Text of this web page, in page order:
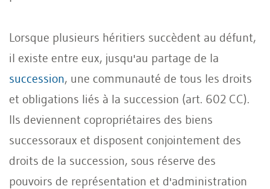
Lorsque plusieurs héritiers succèdent au défunt,
il existe entre eux, jusqu'au partage de la
succession, une communauté de tous les droits
et obligations liés à la succession (art. 602 CC).
Ils deviennent copropriétaires des biens
successoraux et disposent conjointement des
droits de la succession, sous réserve des
pouvoirs de représentation et d'administration